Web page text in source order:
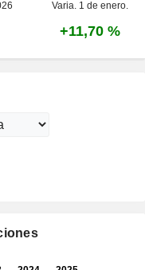
Varia. 1 de enero.
+11,70 %